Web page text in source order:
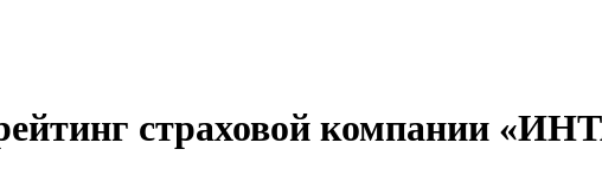
рейтинг страховой компании